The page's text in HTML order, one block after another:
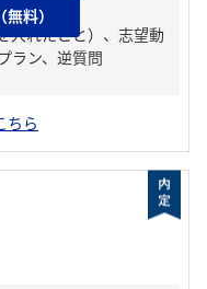
入れたこと）、志望動
ラン、逆質問
料）
ちら